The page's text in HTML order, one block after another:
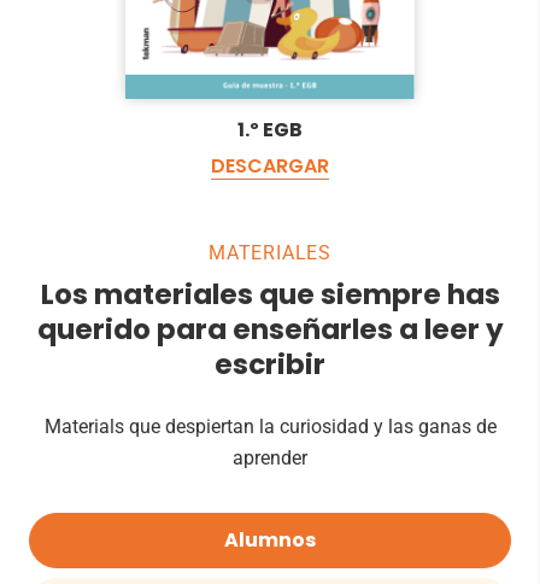
1.º EGB
DESCARGAR
MATERIALES
Los materiales que siempre has
querido para enseñarles a leer y
escribir
Materials que despiertan la curiosidad y las ganas de
aprender
Alumnos